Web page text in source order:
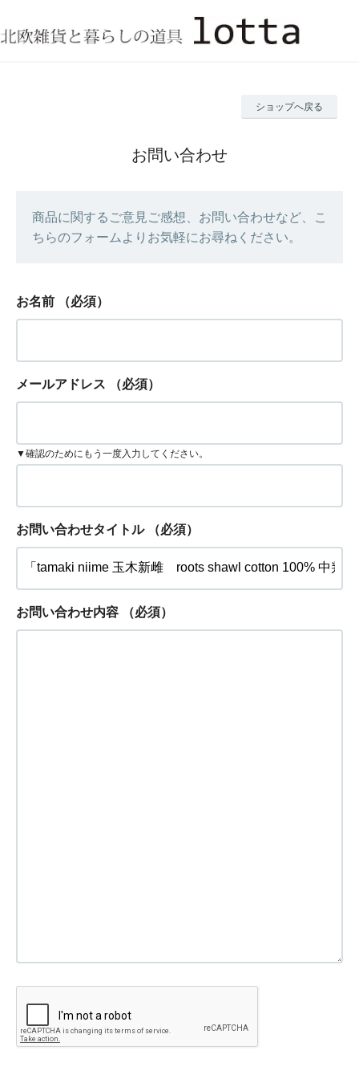
ショップへ戻る
お問い合わせ
商品に関するご意見ご感想、お問い合わせなど、こ
ちらのフォームよりお気軽にお尋ねください。
お名前 （必須）
メールアドレス （必須）
▼確認のためにもう一度入力してください。
お問い合わせタイトル （必須）
お問い合わせ内容 （必須）